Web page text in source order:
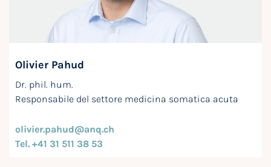
Olivier Pahud
Dr. phil. hum.
Responsabile del settore medicina somatica acuta
olivier.pahud@anq.ch
Tel. +41 31 511 38 53